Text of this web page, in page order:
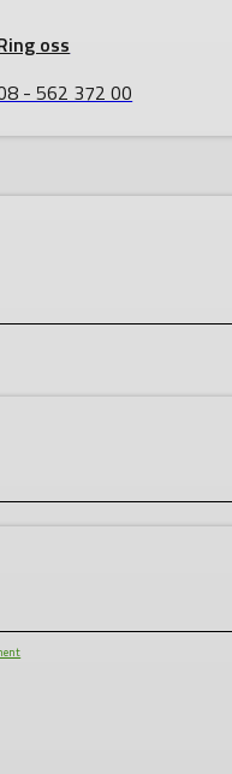
oss
- 562 372 00